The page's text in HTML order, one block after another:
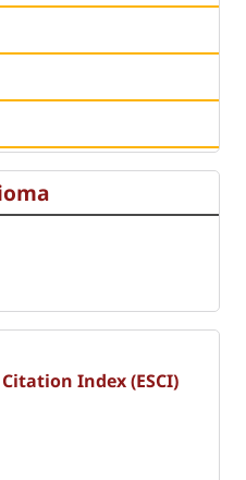
Index (ESCI)